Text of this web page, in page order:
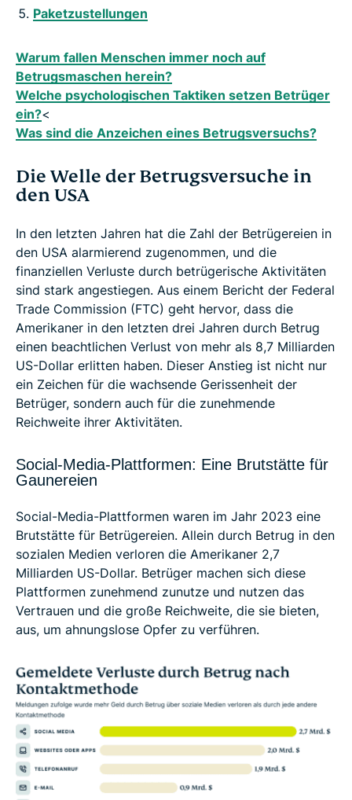
Paketzustellungen
Warum fallen Menschen immer noch auf
Betrugsmaschen herein?
Welche psychologischen Taktiken setzen Betrüger
ein?<
Was sind die Anzeichen eines Betrugsversuchs?
Die Welle der Betrugsversuche in
den USA
In den letzten Jahren hat die Zahl der Betrügereien in
den USA alarmierend zugenommen, und die
finanziellen Verluste durch betrügerische Aktivitäten
sind stark angestiegen. Aus einem Bericht der Federal
Trade Commission (FTC) geht hervor, dass die
Amerikaner in den letzten drei Jahren durch Betrug
einen beachtlichen Verlust von mehr als 8,7 Milliarden
US-Dollar erlitten haben. Dieser Anstieg ist nicht nur
ein Zeichen für die wachsende Gerissenheit der
Betrüger, sondern auch für die zunehmende
Reichweite ihrer Aktivitäten.
Social-Media-Plattformen: Eine Brutstätte für
Gaunereien
Social-Media-Plattformen waren im Jahr 2023 eine
Brutstätte für Betrügereien. Allein durch Betrug in den
sozialen Medien verloren die Amerikaner 2,7
Milliarden US-Dollar. Betrüger machen sich diese
Plattformen zunehmend zunutze und nutzen das
Vertrauen und die große Reichweite, die sie bieten,
aus, um ahnungslose Opfer zu verführen.